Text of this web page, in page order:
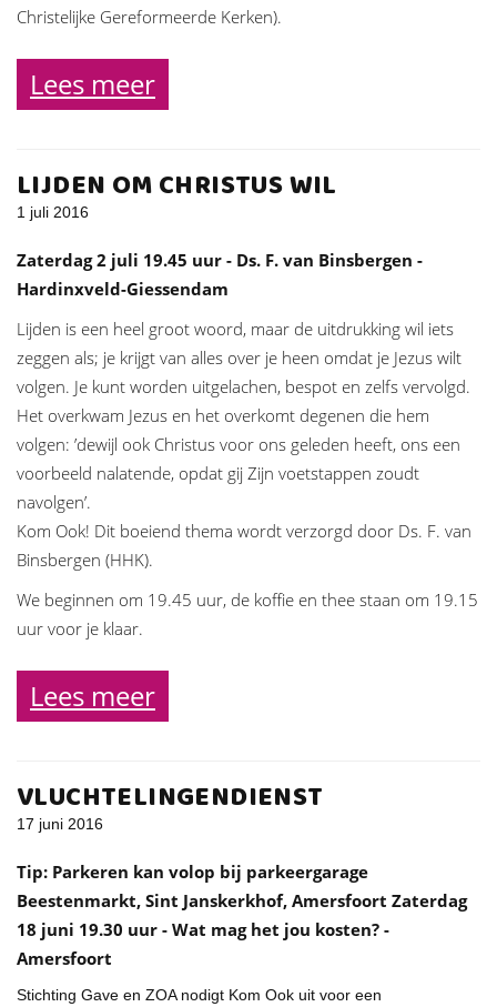
Christelijke Gereformeerde Kerken).
Lees meer
LIJDEN OM CHRISTUS WIL
1 juli 2016
Zaterdag 2 juli 19.45 uur - Ds. F. van Binsbergen -
Hardinxveld-Giessendam
Lijden is een heel groot woord, maar de uitdrukking wil iets
zeggen als; je krijgt van alles over je heen omdat je Jezus wilt
volgen. Je kunt worden uitgelachen, bespot en zelfs vervolgd.
Het overkwam Jezus en het overkomt degenen die hem
volgen: ’dewijl ook Christus voor ons geleden heeft, ons een
voorbeeld nalatende, opdat gij Zijn voetstappen zoudt
navolgen’.
Kom Ook! Dit boeiend thema wordt verzorgd door Ds. F. van
Binsbergen (HHK).
We beginnen om 19.45 uur, de koffie en thee staan om 19.15
uur voor je klaar.
Lees meer
VLUCHTELINGENDIENST
17 juni 2016
Tip: Parkeren kan volop bij parkeergarage
Beestenmarkt, Sint Janskerkhof, Amersfoort Zaterdag
18 juni 19.30 uur - Wat mag het jou kosten? -
Amersfoort
Stichting Gave en ZOA nodigt Kom Ook uit voor een